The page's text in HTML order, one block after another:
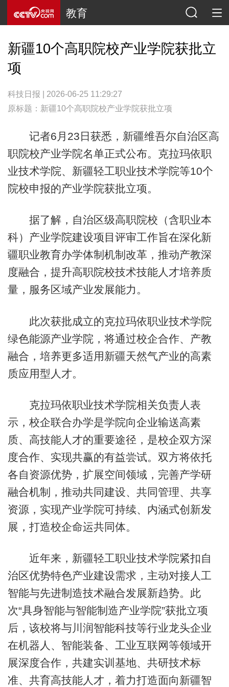
教育
新疆10个高职院校产业学院获批立
项
科技日报 | 2026-06-25 11:29:27
原标题：新疆10个高职院校产业学院获批立项
记者6月23日获悉，新疆维吾尔自治区高
职院校产业学院名单正式公布。克拉玛依职
业技术学院、新疆轻工职业技术学院等10个
院校申报的产业学院获批立项。
据了解，自治区级高职院校（含职业本
科）产业学院建设项目评审工作旨在深化新
疆职业教育办学体制机制改革，推动产教深
度融合，提升高职院校技术技能人才培养质
量，服务区域产业发展能力。
此次获批成立的克拉玛依职业技术学院
绿色能源产业学院，将通过校企合作、产教
融合，培养更多适用新疆天然气产业的高素
质应用型人才。
克拉玛依职业技术学院相关负责人表
示，校企联合办学是学院向企业输送高素
质、高技能人才的重要途径，是校企双方深
度合作、实现共赢的有益尝试。双方将依托
各自资源优势，扩展空间领域，完善产学研
融合机制，推动共同建设、共同管理、共享
资源，实现产业学院可持续、内涵式创新发
展，打造校企命运共同体。
近年来，新疆轻工职业技术学院紧扣自
治区优势特色产业建设需求，主动对接人工
智能与先进制造技术融合发展新趋势。此
次“具身智能与智能制造产业学院”获批立项
后，该校将与川润智能科技等行业龙头企业
在机器人、智能装备、工业互联网等领域开
展深度合作，共建实训基地、共研技术标
准、共育高技能人才，着力打造面向新疆智